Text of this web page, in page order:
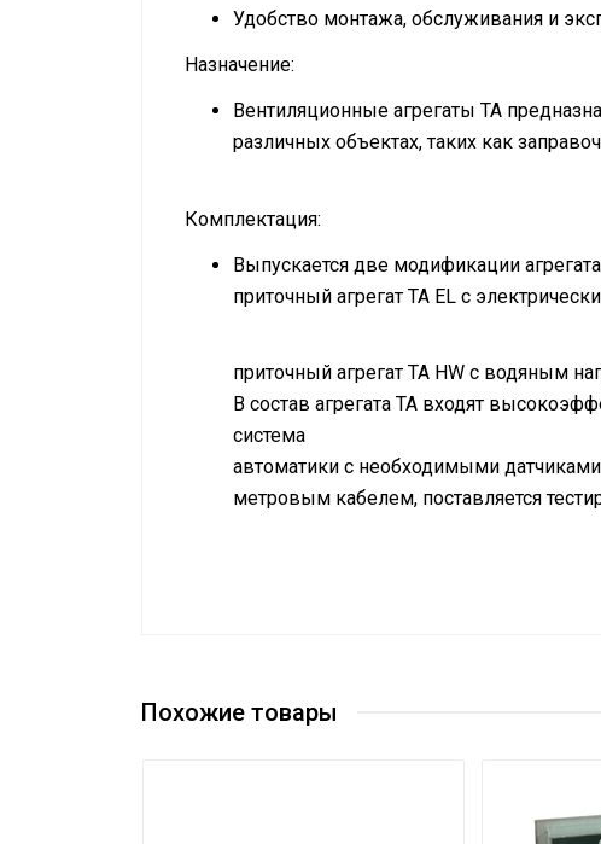
Удобство монтажа, обслуживания и
Назначение:
Вентиляционные агрегаты ТА
различных объектах, таких как
Комплектация:
Выпускается две модификации
приточный агрегат ТА EL с
приточный агрегат ТА HW c водяным
В состав агрегата ТА входят
система
автоматики с необходимыми
метровым кабелем, поставляется
Напряжение
Похожие товары